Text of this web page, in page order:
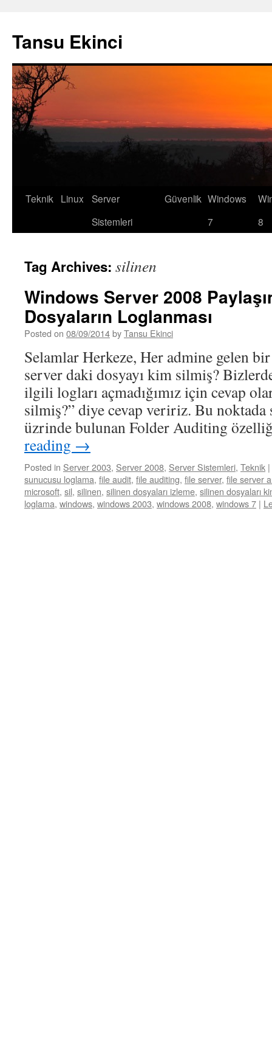
Tansu Ekinci
Skip
Teknik Linux
Server
Sistemleri
Güvenlik Windows
7
8
Tag Archives: silinen
Windows Server 2008
Dosyaların Loglanması
Posted on 08/09/2014byTansu Ekinci
Selamlar Herkeze, Her admine gelen
server daki dosyayı kim silmiş?
ilgili logları açmadığımız için cevap
silmiş?” diye cevap veririz. Bu
üzrinde bulunan Folder Auditing
reading →
Posted in Server 2003, Server 2008, Server Sistemleri, Teknik |
sunucusu loglama, file audit, file auditing, file server, file server
microsoft, sil, silinen, silinen dosyaları izleme, silinen dosyaları
loglama, windows, windows 2003, windows 2008, windows 7 |